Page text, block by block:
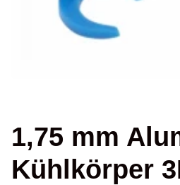
1,75 mm
Kühlkörper